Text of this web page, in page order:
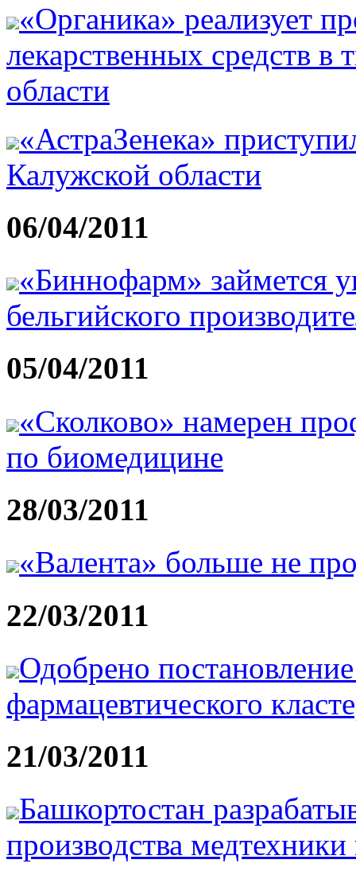
«Органика» реализует
лекарственных средств
области
«АстраЗенека»
Калужской области
06/04/2011
«Биннофарм» займется
бельгийского
05/04/2011
«Сколково» намерен
по биомедицине
28/03/2011
«Валента» больше не
22/03/2011
Одобрено
фармацевтического
21/03/2011
Башкортостан
производства